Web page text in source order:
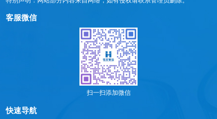
客服微信
扫一扫添加微信
快速导航